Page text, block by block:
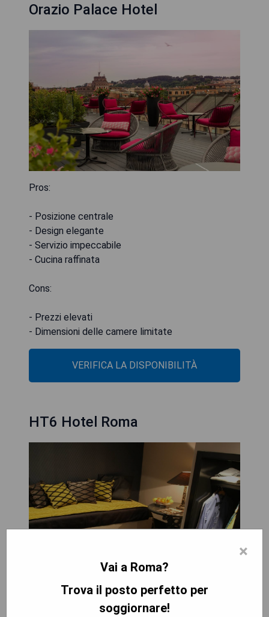
Orazio Palace Hotel
Pros:
- Posizione centrale
- Design elegante
- Servizio impeccabile
- Cucina raffinata
Cons:
- Prezzi elevati
- Dimensioni delle camere limitate
VERIFICA LA DISPONIBILITÀ
HT6 Hotel Roma
- Posizione centrale nel cuore di Roma
×
Vai a Roma?
Trova il posto perfetto per
soggiornare!